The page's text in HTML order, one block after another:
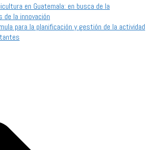
en Guatemala: en busca de la
la innovación
para la planificación y gestión de la actividad